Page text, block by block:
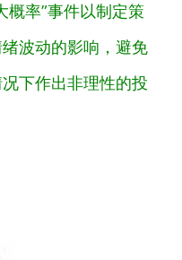
概率”事件以制定策
波动的影响，避免
下作出非理性的投